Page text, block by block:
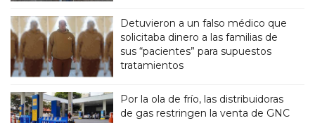
Detuvieron a un falso médico que
solicitaba dinero a las familias de
sus “pacientes” para supuestos
tratamientos
Por la ola de frío, las distribuidoras
de gas restringen la venta de GNC